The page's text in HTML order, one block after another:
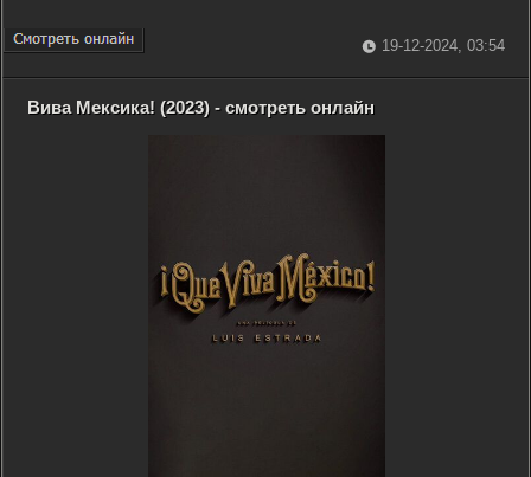
19-12-2024, 03:54
Вива Мексика! (2023) - смотреть онлайн